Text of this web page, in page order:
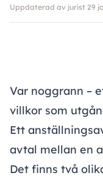
Uppdaterad av jurist 29
Var noggrann –
villkor som
Ett
avtal mellan en
Det finns två